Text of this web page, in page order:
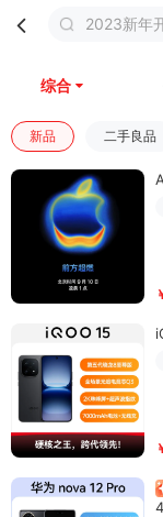
2023新年
综合
新品 二手良品